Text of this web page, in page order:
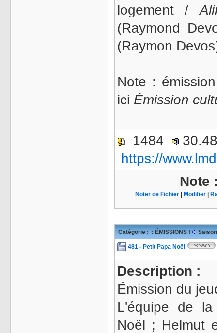
logement /
(Raymond
(Raymon
Note :
ici Émission
1484
https://
Note
Noter ce Fichier Modifier
Catégorie : : ÉMISSIONS !
481 - Petit Papa Noël
Description :
Émission du
L'équipe de
Noël ; Helmut